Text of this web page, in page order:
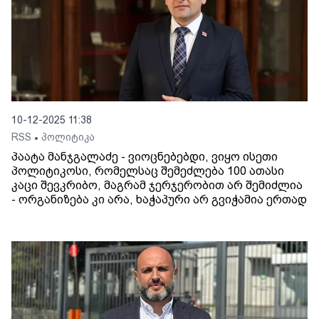
10-12-2025 11:38
RSS • პოლიტიკა
პაატა მანჯგალაძე - ვიოცნებებდი, ვიყო ისეთი
პოლიტიკოსი, რომელსაც შემეძლება 100 ათასი
კაცი შევკრიბო, მაგრამ ჯერჯერობით არ შემიძლია
- ორგანიზება კი არა, ხაჭაპური არ გვიჭამია ერთად